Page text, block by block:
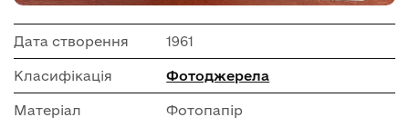
Дата створення 1961
Класифікація Фотоджерела
Матеріал Фотопапір